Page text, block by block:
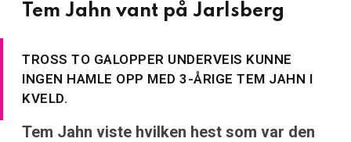
Tem Jahn vant på Jarlsberg
TROSS TO GALOPPER UNDERVEIS KUNNE
INGEN HAMLE OPP MED 3-ÅRIGE TEM JAHN I
KVELD.
Tem Jahn viste hvilken hest som var den